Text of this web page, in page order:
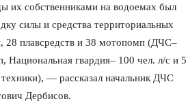
их собственниками на водоемах был
силы и средства территориальных
28 плавсредств и 38 мотопомп (ДЧС–
Национальная гвардия– 100 чел. л/с и 5
— рассказал начальник ДЧС
Дербисов.